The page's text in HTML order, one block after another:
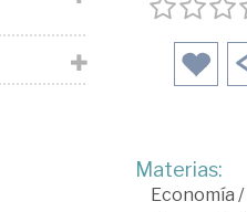
Materias:
Economía /